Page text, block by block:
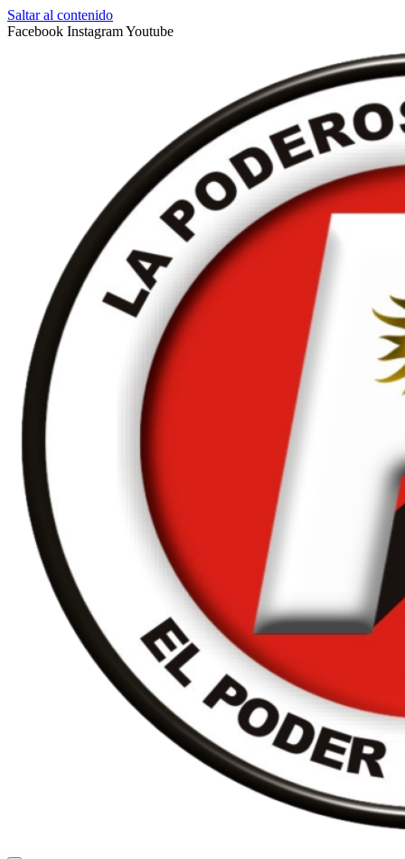
Saltar al contenido
Facebook InstagramYoutube